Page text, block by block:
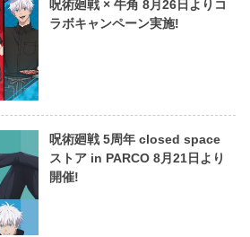
呪術廻戦 × 牛角 8月26日よりコ
ラボキャンペーン実施!
呪術廻戦 5周年 closed space
ストア in PARCO 8月21日より
開催!